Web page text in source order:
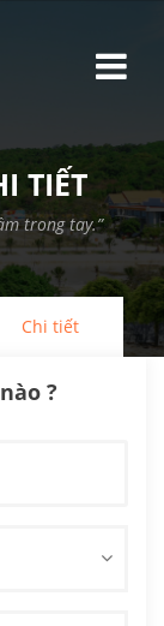
TIẾT
trong tay.”
Chi tiết
?